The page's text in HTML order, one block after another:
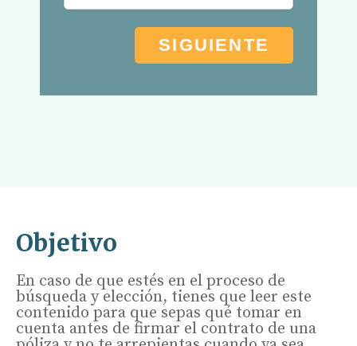
Objetivo
En caso de que estés en el proceso de
búsqueda y elección, tienes que leer este
contenido para que sepas qué tomar en
cuenta antes de firmar el contrato de una